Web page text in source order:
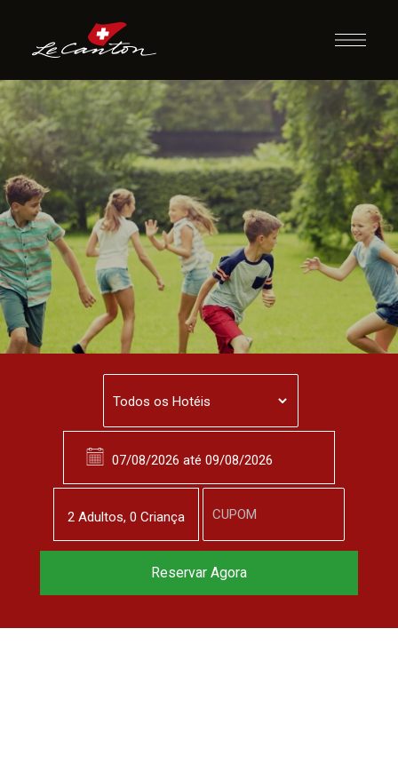
Cão e o Carteiro
2 Adultos, 0 Criança
Reservar Agora